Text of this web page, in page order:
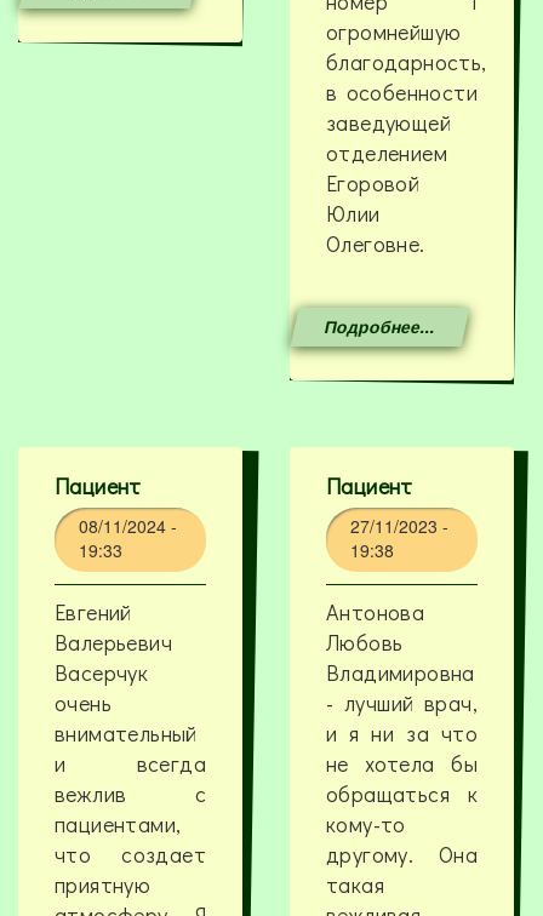
огромнейшую
благодарность,
в особенности
заведующей
отделением
Егоровой
Юлии
Олеговне.
Подробнее...
Пациент
08/11/2024 -
19:33
Евгений
Валерьевич
Васерчук
очень
внимательный
и всегда
вежлив с
пациентами,
что создает
приятную
Пациент
27/11/2023 -
19:38
Антонова
Любовь
Владимировна
- лучший врач,
и я ни за что
не хотела бы
обращаться к
кому-то
другому. Она
такая